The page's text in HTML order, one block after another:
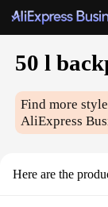
50 l
Find more style
AliExpress
Here are the